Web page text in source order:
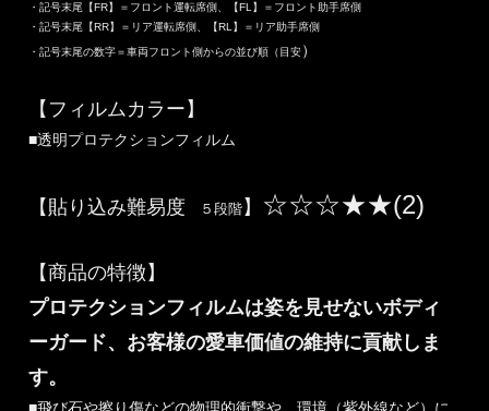
・記号末尾【FR】＝フロント運転席側、【FL】＝フロント助手席側
・記号末尾【RR】＝リア運転席側、【RL】＝リア助手席側
・記号末尾の数字＝車両フロント側からの並び順（目安）
【フィルムカラー】
■透明プロテクションフィルム
【貼り込み難易度 ５段階 】 ☆☆☆★★(2)
【商品の特徴】
プロテクションフィルムは姿を見せないボディ
ーガード、お客様の愛車価値の維持に貢献しま
す。